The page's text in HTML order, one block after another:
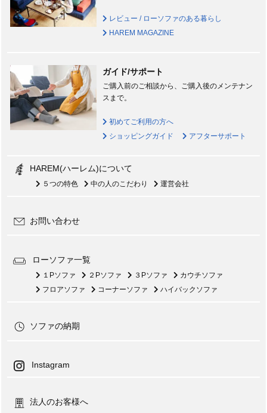
レビュー / ローソファのある暮らし
HAREM MAGAZINE
ガイド/サポート
ご購入前のご相談から、ご購入後のメンテナン
スまで。
初めてご利用の方へ
ショッピングガイド
アフターサポート
HAREM(ハーレム)について
５つの特色 中の人のこだわり 運営会社
お問い合わせ
ローソファ一覧
１Pソファ ２Pソファ ３Pソファ
カウチソファ
フロアソファ
コーナーソファ ハイバックソファ
ソファの納期
Instagram
法人のお客様へ